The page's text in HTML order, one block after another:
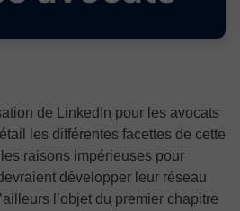
de LinkedIn pour les avocats
les différentes facettes de cette
raisons impérieuses pour
développer leur réseau
l’objet du premier chapitre